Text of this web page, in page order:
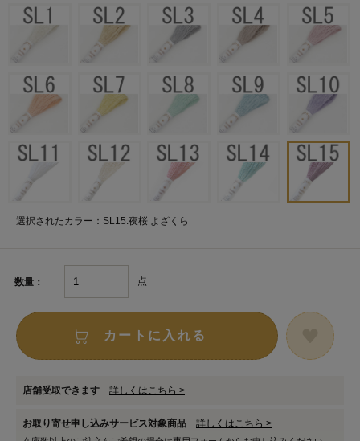
選択されたカラー：SL15.夜桜 よざくら
数量： 点
カートに入れる
店舗受取できます 詳しくはこちら >
お取り寄せ申し込みサービス対象商品 詳しくはこちら >